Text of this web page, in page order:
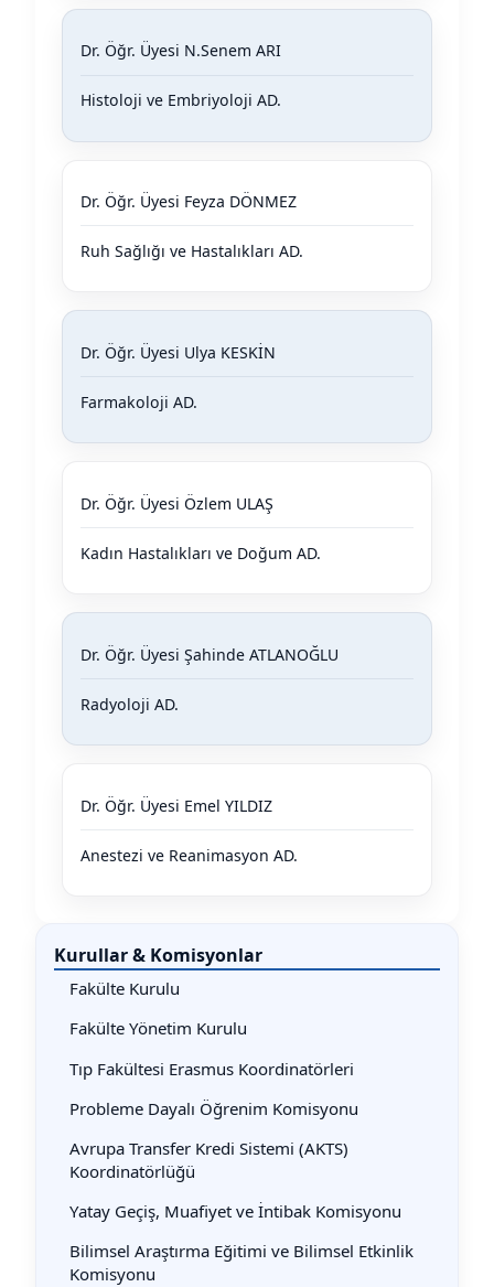
Dr. Öğr. Üyesi N.Senem ARI
Histoloji ve Embriyoloji AD.
Dr. Öğr. Üyesi Feyza DÖNMEZ
Ruh Sağlığı ve Hastalıkları AD.
Dr. Öğr. Üyesi Ulya KESKİN
Farmakoloji AD.
Dr. Öğr. Üyesi Özlem ULAŞ
Kadın Hastalıkları ve Doğum AD.
Dr. Öğr. Üyesi Şahinde ATLANOĞLU
Radyoloji AD.
Dr. Öğr. Üyesi Emel YILDIZ
Anestezi ve Reanimasyon AD.
Kurullar & Komisyonlar
Fakülte Kurulu
Fakülte Yönetim Kurulu
Tıp Fakültesi Erasmus Koordinatörleri
Probleme Dayalı Öğrenim Komisyonu
Avrupa Transfer Kredi Sistemi (AKTS)
Koordinatörlüğü
Yatay Geçiş, Muafiyet ve İntibak Komisyonu
Bilimsel Araştırma Eğitimi ve Bilimsel Etkinlik
Komisyonu